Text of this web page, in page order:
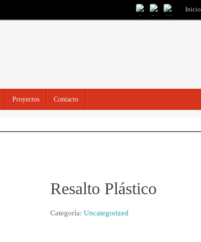
Inicio
Proyectos Contacto
Resalto Plástico
Categoría: Uncategorized